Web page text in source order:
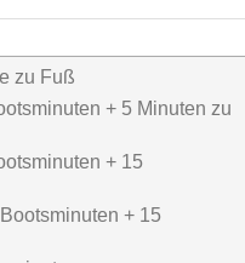
zu Fuß
+ 5 Minuten zu
+ 15
+ 15